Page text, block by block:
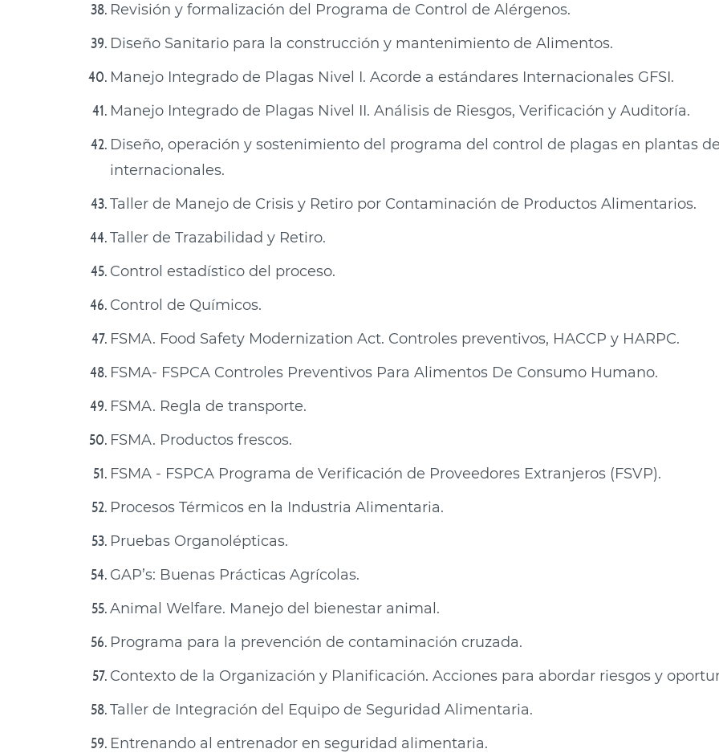
Revisión y formalización del Programa de Control de Alérgenos.
Diseño Sanitario para la construcción y mantenimiento de Alimentos.
Manejo Integrado de Plagas Nivel I. Acorde a estándares Internacionales GFSI.
Manejo Integrado de Plagas Nivel II. Análisis de Riesgos, Verificación y Auditoría.
Diseño, operación y sostenimiento del programa del control de plagas en plantas
internacionales.
Taller de Manejo de Crisis y Retiro por Contaminación de Productos Alimentarios.
Taller de Trazabilidad y Retiro.
Control estadístico del proceso.
Control de Químicos.
FSMA. Food Safety Modernization Act. Controles preventivos, HACCP y HARPC.
FSMA- FSPCA Controles Preventivos Para Alimentos De Consumo Humano.
FSMA. Regla de transporte.
FSMA. Productos frescos.
FSMA - FSPCA Programa de Verificación de Proveedores Extranjeros (FSVP).
Procesos Térmicos en la Industria Alimentaria.
Pruebas Organolépticas.
GAP’s: Buenas Prácticas Agrícolas.
Animal Welfare. Manejo del bienestar animal.
Programa para la prevención de contaminación cruzada.
Contexto de la Organización y Planificación. Acciones para abordar riesgos y
Taller de Integración del Equipo de Seguridad Alimentaria.
Entrenando al entrenador en seguridad alimentaria.